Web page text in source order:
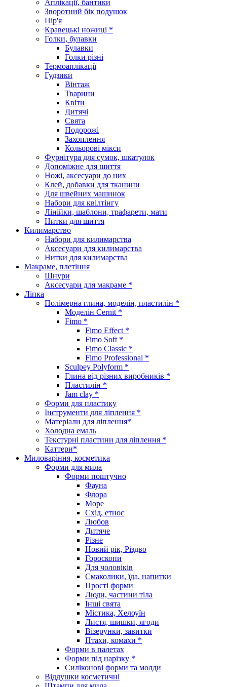
Аплікації, бантики
Зворотний бік подушок
Пір'я
Кравецькі ножиці *
Голки, булавки
Булавки
Голки різні
Термоаплікації
Гудзики
Вінтаж
Тварини
Квіти
Дитячі
Свята
Подорожі
Захоплення
Кольорові мікси
Фурнітура для сумок, шкатулок
Допоміжне для шиття
Ножі, аксесуари до них
Клей, добавки для тканини
Для швейних машинок
Набори для квілтінгу
Лінійки, шаблони, трафарети, мати
Нитки для шиття
Килимарство
Набори для килимарства
Аксесуари для килимарства
Нитки для килимарства
Макраме, плетіння
Шнури
Аксесуари для макраме *
Ліпка
Полімерна глина, моделін, пластилін *
Моделін Cernit *
Fimo *
Fimo Effect *
Fimo Soft *
Fimo Classic *
Fimo Professional *
Sculpey Polyform *
Глина від різних виробників *
Пластилін *
Jam clay *
Форми для пластику
Інструменти для ліплення *
Матеріали для ліплення*
Холодна емаль
Текстурні пластини для ліплення *
Каттери*
Миловаріння, косметика
Форми для мила
Форми поштучно
Фауна
Флора
Море
Схід, етнос
Любов
Дитяче
Різне
Новий рік, Різдво
Гороскопи
Для чоловіків
Смаколики, їда, напитки
Прості форми
Люди, частини тіла
Інші свята
Містика, Хелоуїн
Листя, шишки, ягоди
Візерунки, завитки
Птахи, комахи *
Форми в палетах
Форми під нарізку *
Силіконові форми та молди
Віддушки косметичні